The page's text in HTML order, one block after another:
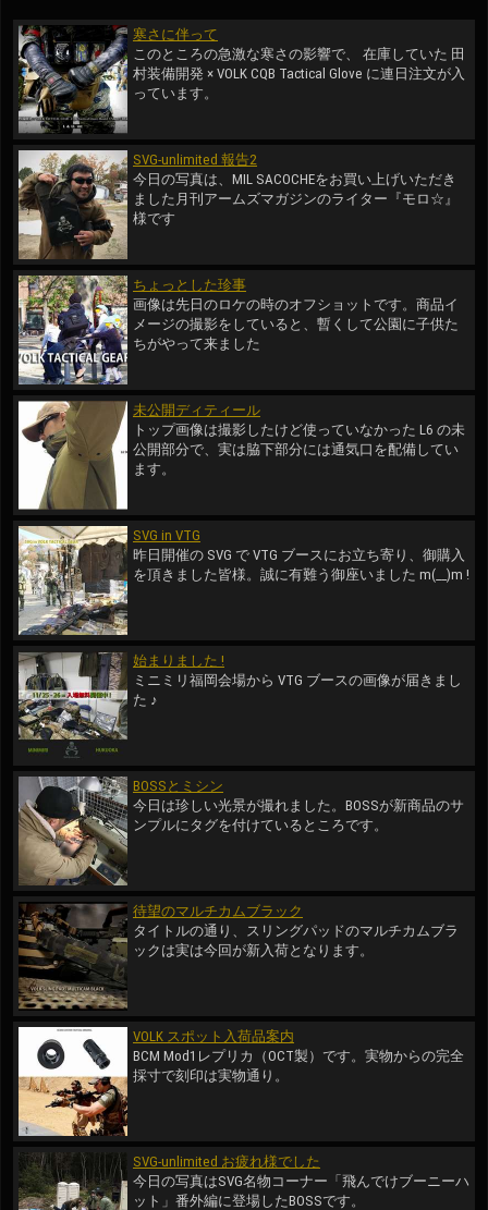
寒さに伴って
このところの急激な寒さの影響で、 在庫していた 田
村装備開発 × VOLK CQB Tactical Glove に連日注文が入
っています。
SVG-unlimited 報告2
今日の写真は、MIL SACOCHEをお買い上げいただき
ました月刊アームズマガジンのライター『モロ☆』
様です
ちょっとした珍事
画像は先日のロケの時のオフショットです。商品イ
メージの撮影をしていると、暫くして公園に子供た
ちがやって来ました
未公開ディティール
トップ画像は撮影したけど使っていなかった L6 の未
公開部分で、実は脇下部分には通気口を配備してい
ます。
SVG in VTG
昨日開催の SVG で VTG ブースにお立ち寄り、御購入
を頂きました皆様。誠に有難う御座いました m(__)m !
始まりました !
ミニミリ福岡会場から VTG ブースの画像が届きまし
た ♪
BOSSとミシン
今日は珍しい光景が撮れました。BOSSが新商品のサ
ンプルにタグを付けているところです。
待望のマルチカムブラック
タイトルの通り、スリングパッドのマルチカムブラ
ックは実は今回が新入荷となります。
VOLK スポット入荷品案内
BCM Mod1レプリカ（OCT製）です。実物からの完全
採寸で刻印は実物通り。
SVG-unlimited お疲れ様でした
今日の写真はSVG名物コーナー「飛んでけブーニーハ
ット」番外編に登場したBOSSです。